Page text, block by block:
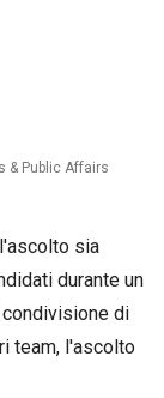
& Public Affairs
sia
durante un
di
team, l'ascolto